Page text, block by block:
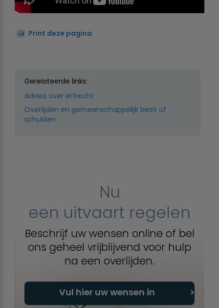
Print deze pagina
Gerelateerde links:
Advies over erfrecht
Overlijden en gemeenschappelijk bezit of
schulden
Nu
een uitvaart regelen
Beschrijf uw wensen online of bel
ons geheel vrijblijvend voor hulp
na een overlijden.
Vul hier uw wensen in